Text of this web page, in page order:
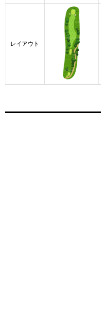
レイアウト